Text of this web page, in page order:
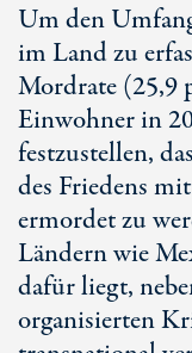
Um den
im Land zu
Mordrate (25,9
Einwohner in
festzustellen,
des Friedens
ermordet zu
Ländern wie
dafür liegt,
organisierten